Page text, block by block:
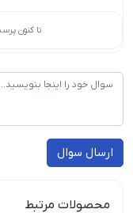
تا کنون
ارسال سوال
محصولات مرتبط